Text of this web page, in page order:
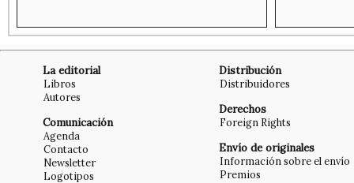
La editorial
Libros
Autores
Comunicación
Agenda
Contacto
Newsletter
Logotipos
Distribución
Distribuidores
Derechos
Foreign Rights
Envío de originales
Información sobre el envío
Premios